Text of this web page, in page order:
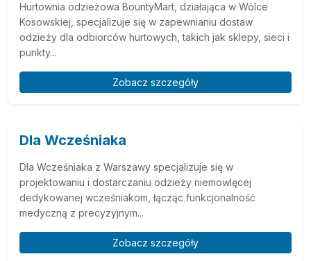
Hurtownia odzieżowa BountyMart, działająca w Wólce
Kosowskiej, specjalizuje się w zapewnianiu dostaw
odzieży dla odbiorców hurtowych, takich jak sklepy, sieci i
punkty...
Zobacz szczegóły
Dla Wcześniaka
Dla Wcześniaka z Warszawy specjalizuje się w
projektowaniu i dostarczaniu odzieży niemowlęcej
dedykowanej wcześniakom, łącząc funkcjonalność
medyczną z precyzyjnym...
Zobacz szczegóły